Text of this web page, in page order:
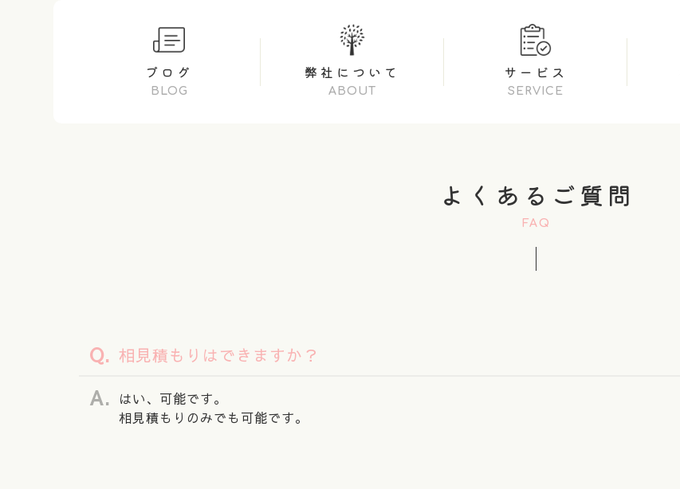
ブログ
BLOG
弊社について
ABOUT
サービス
SERVICE
よくあるご質問
FAQ
相見積もりはできますか？
はい、可能です。
相見積もりのみでも可能です。